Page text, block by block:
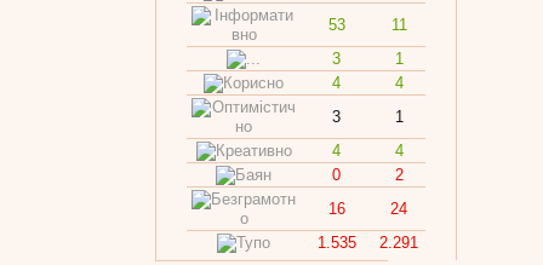
53
11
3
1
4
4
3
1
4
4
0
2
16
24
1.535
2.291